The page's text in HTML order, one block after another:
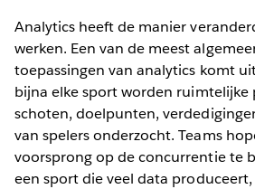
Analytics heeft de manier
werken. Een van de meest
toepassingen van analytics komt
bijna elke sport worden ruimtelijke
schoten, doelpunten,
van spelers onderzocht. Teams
voorsprong op de concurrentie te
een sport die veel data